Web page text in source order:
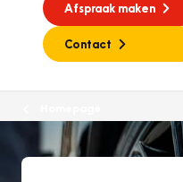
Afspraak maken
Contact